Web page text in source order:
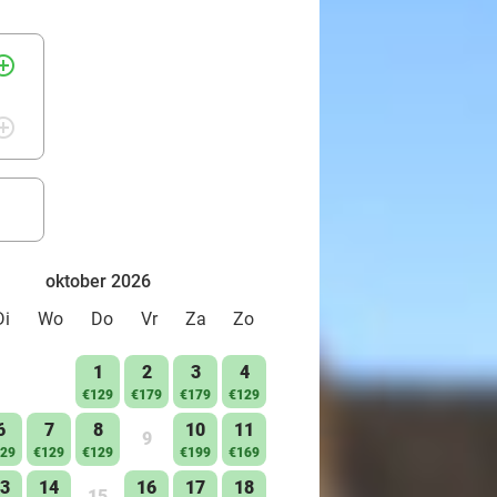
stoom af in de wellness voor
oktober 2026
Wo Do Vr Za Zo
1
€129
2
€179
3
€179
4
€129
7
€129
8
€129
9 10
€199
11
€169
14 16 17 18